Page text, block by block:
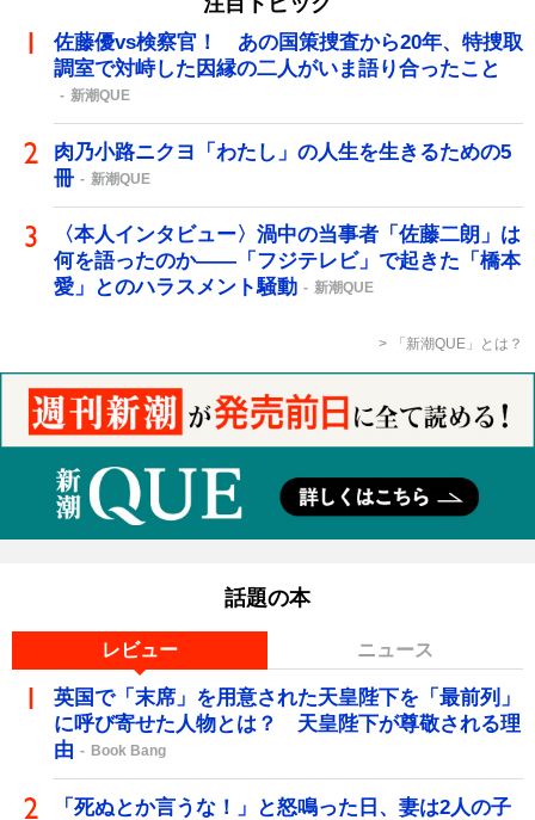
佐藤優vs検察官！ あの国策捜査から20年、特捜取
調室で対峙した因縁の二人がいま語り合ったこと
新潮QUE
肉乃小路ニクヨ「わたし」の人生を生きるための5
冊
新潮QUE
〈本人インタビュー〉渦中の当事者「佐藤二朗」は
何を語ったのか――「フジテレビ」で起きた「橋本
愛」とのハラスメント騒動
新潮QUE
「新潮QUE」とは？
話題の本
レビュー ニュース
英国で「末席」を用意された天皇陛下を「最前列」
に呼び寄せた人物とは？ 天皇陛下が尊敬される理
由
Book Bang
「死ぬとか言うな！」と怒鳴った日、妻は2人の子